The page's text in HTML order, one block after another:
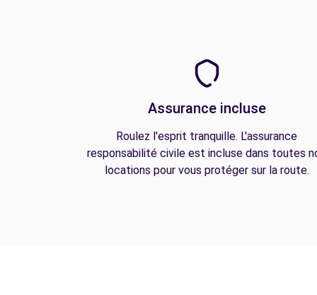
Assurance incluse
Roulez l'esprit tranquille. L'assurance
responsabilité civile est incluse dans toutes
locations pour vous protéger sur la route.